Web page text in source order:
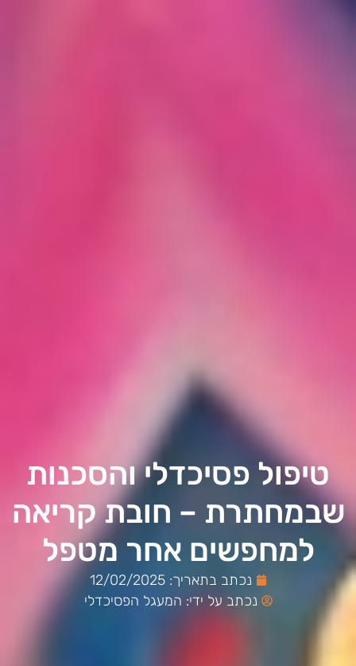
טיפול פסיכדלי והסכנות
שבמחתרת – חובת קריאה
למחפשים אחר מטפל
נכתב בתאריך: 12/02/2025
נכתב על ידי: המעגל הפסיכדלי